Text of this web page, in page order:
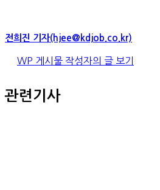
전희진 기자(hjee@kdjob.co.kr)
WP 게시물 작성자의 글 보기
관련기사